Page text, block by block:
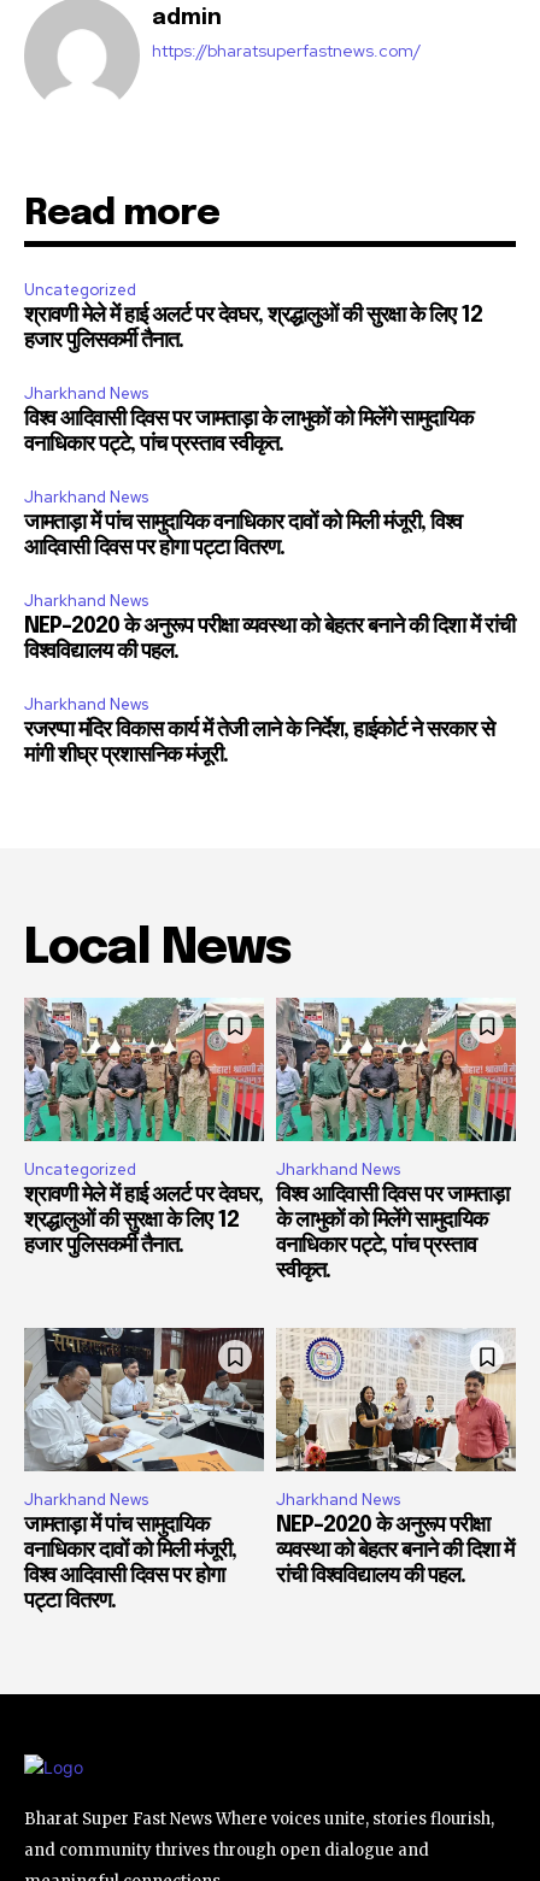
32,111
Followers
admin
https://bharatsuperfastnews.com/
Read more
Uncategorized
श्रावणी मेले में हाई अलर्ट पर देवघर, श्रद्धालुओं की सुरक्षा के लिए 12
हजार पुलिसकर्मी तैनात.
Jharkhand News
विश्व आदिवासी दिवस पर जामताड़ा के लाभुकों को मिलेंगे सामुदायिक
वनाधिकार पट्टे, पांच प्रस्ताव स्वीकृत.
Jharkhand News
जामताड़ा में पांच सामुदायिक वनाधिकार दावों को मिली मंजूरी, विश्व
आदिवासी दिवस पर होगा पट्टा वितरण.
Jharkhand News
NEP-2020 के अनुरूप परीक्षा व्यवस्था को बेहतर बनाने की दिशा में रांची
विश्वविद्यालय की पहल.
Jharkhand News
रजरप्पा मंदिर विकास कार्य में तेजी लाने के निर्देश, हाईकोर्ट ने सरकार से
मांगी शीघ्र प्रशासनिक मंजूरी.
Local News
Uncategorized
श्रावणी मेले में हाई अलर्ट पर देवघर,
श्रद्धालुओं की सुरक्षा के लिए 12
हजार पुलिसकर्मी तैनात.
Jharkhand News
विश्व आदिवासी दिवस पर जामताड़ा
के लाभुकों को मिलेंगे सामुदायिक
वनाधिकार पट्टे, पांच प्रस्ताव
स्वीकृत.
Jharkhand News
जामताड़ा में पांच सामुदायिक
वनाधिकार दावों को मिली मंजूरी,
विश्व आदिवासी दिवस पर होगा
पट्टा वितरण.
Jharkhand News
NEP-2020 के अनुरूप परीक्षा
व्यवस्था को बेहतर बनाने की दिशा में
रांची विश्वविद्यालय की पहल.
Bharat Super Fast News Where voices unite, stories flourish,
and community thrives through open dialogue and